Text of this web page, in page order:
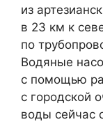
из
в 23 км к
по
Водяные
с помощью
с городской
воды сейчас